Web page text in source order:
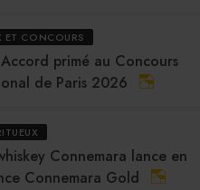
ET CONCOURS
primé au Concours
de Paris 2026
Connemara lance en
Connemara Gold